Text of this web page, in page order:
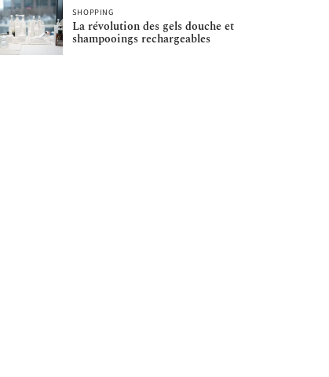
SHOPPING
La révolution des gels douche et
shampooings rechargeables